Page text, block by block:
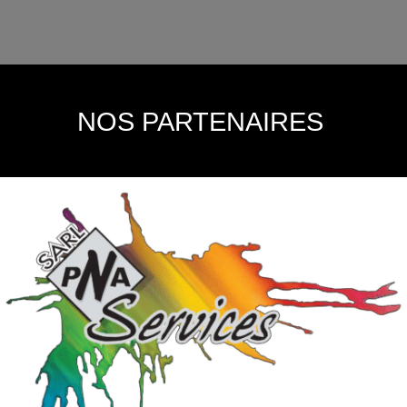
NOS PARTENAIRES